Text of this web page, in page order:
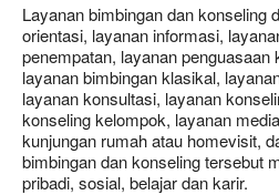
Layanan bimbingan dan konseling
orientasi, layanan informasi,
penempatan, layanan penguasaan
layanan bimbingan klasikal,
layanan konsultasi, layanan
konseling kelompok, layanan
kunjungan rumah atau homevisit,
bimbingan dan konseling tersebut
pribadi, sosial, belajar dan karir.